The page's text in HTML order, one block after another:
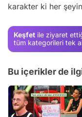
karakter ki her
Keşfet ile ziyaret
tüm kategorileri tek
Bu içerikler de